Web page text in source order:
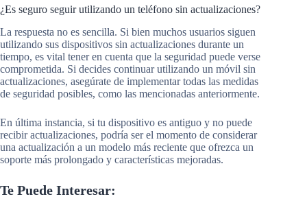
¿Es seguro seguir utilizando un teléfono sin actualizaciones?
La respuesta no es sencilla. Si bien muchos usuarios siguen
utilizando sus dispositivos sin actualizaciones durante un
tiempo, es vital tener en cuenta que la seguridad puede verse
comprometida. Si decides continuar utilizando un móvil sin
actualizaciones, asegúrate de implementar todas las medidas
de seguridad posibles, como las mencionadas anteriormente.
En última instancia, si tu dispositivo es antiguo y no puede
recibir actualizaciones, podría ser el momento de considerar
una actualización a un modelo más reciente que ofrezca un
soporte más prolongado y características mejoradas.
Te Puede Interesar: